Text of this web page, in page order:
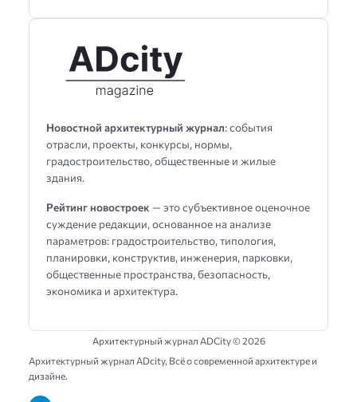
Новостной архитектурный журнал: события
отрасли, проекты, конкурсы, нормы,
градостроительство, общественные и жилые
здания.
Рейтинг новостроек — это субъективное оценочное
суждение редакции, основанное на анализе
параметров: градостроительство, типология,
планировки, конструктив, инженерия, парковки,
общественные пространства, безопасность,
экономика и архитектура.
Архитектурный журнал ADCity ©2026
Архитектурный журнал ADсity, Всё о современной архитектуре и
дизайне.